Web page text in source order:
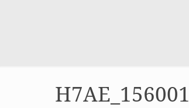
H7AE_156001